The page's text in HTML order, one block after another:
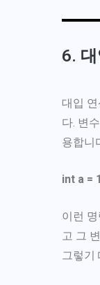
6.
대입
다. 변
용합니
int a =
이런
고 그
그렇기